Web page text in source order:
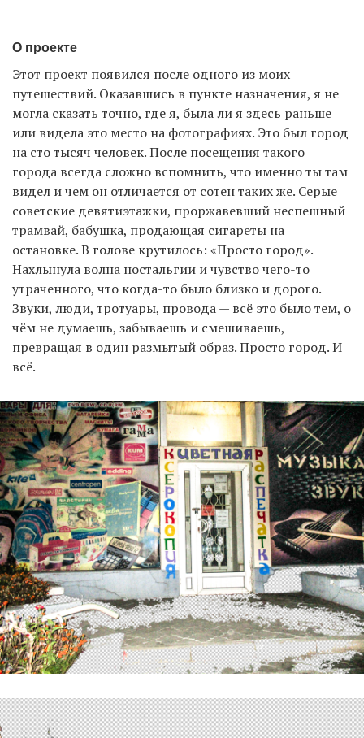
О проекте
Этот проект появился после одного из моих
путешествий. Оказавшись в пункте назначения, я не
могла сказать точно, где я, была ли я здесь раньше
или видела это место на фотографиях. Это был город
на сто тысяч человек. После посещения такого
города всегда сложно вспомнить, что именно ты там
видел и чем он отличается от сотен таких же. Серые
советские девятиэтажки, проржавевший неспешный
трамвай, бабушка, продающая сигареты на
остановке. В голове крутилось: «Просто город».
Нахлынула волна ностальгии и чувство чего-то
утраченного, что когда-то было близко и дорого.
Звуки, люди, тротуары, провода — всё это было тем, о
чём не думаешь, забываешь и смешиваешь,
превращая в один размытый образ. Просто город. И
всё.